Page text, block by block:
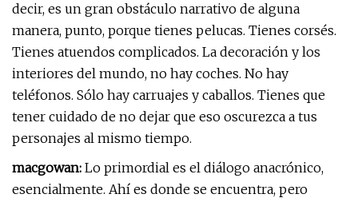
decir, es un gran obstáculo narrativo de alguna
manera, punto, porque tienes pelucas. Tienes corsés.
Tienes atuendos complicados. La decoración y los
interiores del mundo, no hay coches. No hay
teléfonos. Sólo hay carruajes y caballos. Tienes que
tener cuidado de no dejar que eso oscurezca a tus
personajes al mismo tiempo.
macgowan: Lo primordial es el diálogo anacrónico,
esencialmente. Ahí es donde se encuentra, pero